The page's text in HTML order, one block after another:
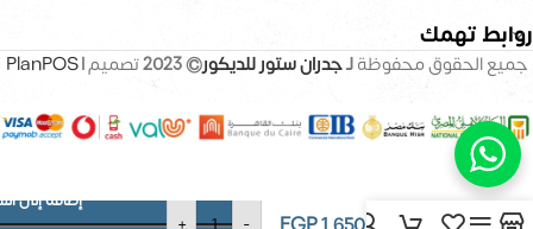
روابط تهمك
جميع الحقوق محفوظةلـجدران ستور للديكور© 2023 تصميم |PlanPOS
ورق حائط –
إضافة إلى